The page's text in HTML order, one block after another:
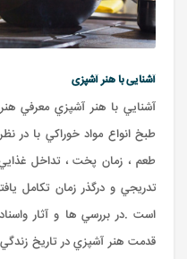
آشنایی با هنر آشپزی
آشنايي با هنر آشپزي معرفي
طبخ انواع مواد خوراکي با در
طعم ، زمان پخت ، تداخل
تدريجي و درگذر زمان تکامل
است .در بررسي ها و آثار
قدمت هنر آشپزي در تاريخ